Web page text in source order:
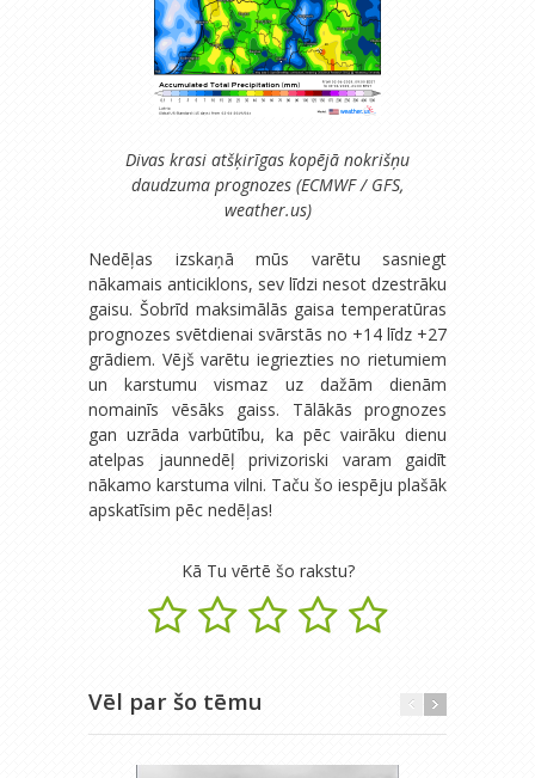
Divas krasi atšķirīgas kopējā nokrišņu
daudzuma prognozes (ECMWF / GFS,
weather.us)
Nedēļas izskaņā mūs varētu sasniegt
nākamais anticiklons, sev līdzi nesot dzestrāku
gaisu. Šobrīd maksimālās gaisa temperatūras
prognozes svētdienai svārstās no +14 līdz +27
grādiem. Vējš varētu iegriezties no rietumiem
un karstumu vismaz uz dažām dienām
nomainīs vēsāks gaiss. Tālākās prognozes
gan uzrāda varbūtību, ka pēc vairāku dienu
atelpas jaunnedēļ privizoriski varam gaidīt
nākamo karstuma vilni. Taču šo iespēju plašāk
apskatīsim pēc nedēļas!
Kā Tu vērtē šo rakstu?
Vēl par šo tēmu